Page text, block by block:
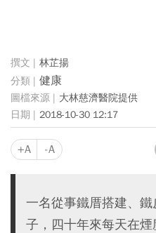
林芷揚
健康
大林慈濟醫院提供
2018-10-30 12:17
+A -A
一名從事鐵厝搭建、
子，四十年來每天在